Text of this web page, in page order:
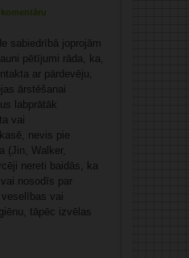
sabiedrībā joprojām
pētījumi rāda, ka,
ar pārdevēju,
ārstēšanai
labprātāk
vai
nevis pie
(Jin, Walker,
nereti baidās, ka
nosodīs par
vai
tāpēc izvēlas